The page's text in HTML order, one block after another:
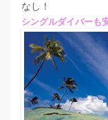
なし！
シングルダイバーも